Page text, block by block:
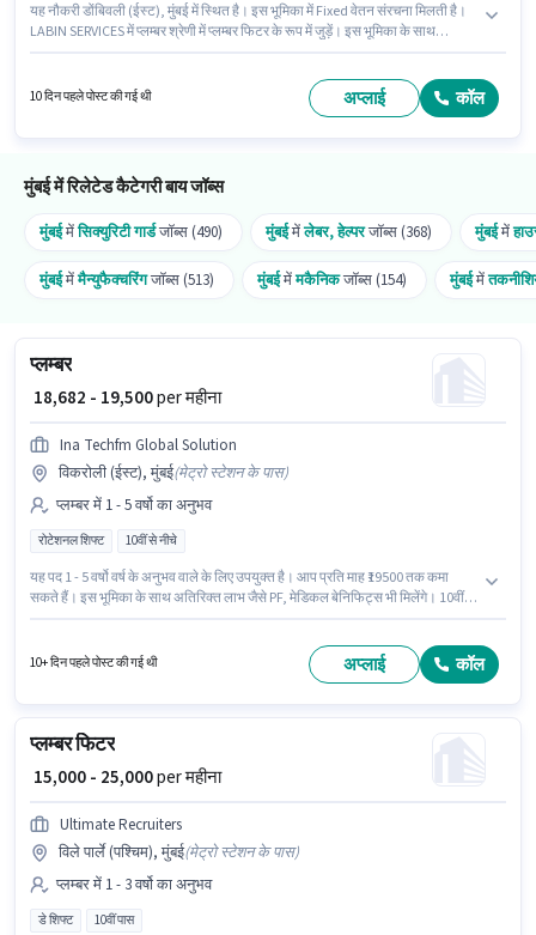
यह नौकरी डोंबिवली (ईस्ट), मुंबई में स्थित है। इस भूमिका में Fixed वेतन संरचना मिलती है।
LABIN SERVICES में प्लम्बर श्रेणी में प्लम्बर फिटर के रूप में जुड़ें। इस भूमिका के साथ
10 दिन पहले पोस्ट की गई थी अप्लाई कॉल
मुंबई में रिलेटेड कैटेगरी बाय जॉब्स
मुंबईमेंसिक्युरिटी गार्डजॉब्स (490) मुंबईमेंलेबर, हेल्परजॉब्स (368) मुंबईमें
मुंबईमेंमैन्युफैक्चरिंगजॉब्स (513) मुंबईमेंमकैनिकजॉब्स (154) मुंबईमें
प्लम्बर
₹ 18,682 - 19,500per महीना
Ina Techfm Global Solution
विकरोली (ईस्ट), मुंबई(मेट्रो स्टेशन के पास)
प्लम्बर में 1 - 5 वर्षो का अनुभव
रोटेशनल शिफ्ट 10वीं से नीचे
यह पद 1 - 5 वर्षो वर्ष के अनुभव वाले के लिए उपयुक्त है। आप प्रति माह ₹19500 तक कमा
सकते हैं। इस भूमिका के साथ अतिरिक्त लाभ जैसे PF, मेडिकल बेनिफिट्स भी मिलेंगे। 10वीं से
सप्ताह है। यह वैकेंसी विकरोली (ईस्ट), मुंबई में है।
10+ दिन पहले पोस्ट की गई थी अप्लाई कॉल
प्लम्बर फिटर
₹ 15,000 - 25,000per महीना
Ultimate Recruiters
विले पार्ले (पश्चिम), मुंबई(मेट्रो स्टेशन के पास)
प्लम्बर में 1 - 3 वर्षो का अनुभव
डे शिफ्ट 10वीं पास